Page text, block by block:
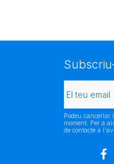
Podeu
moment. Per a
de contacte a